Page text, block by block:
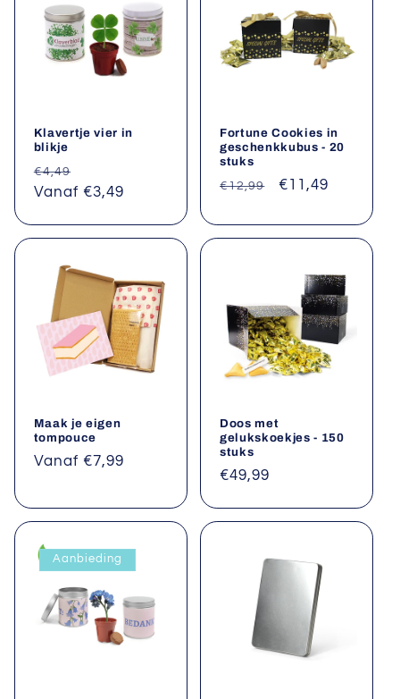
Klavertje vier in
blikje
Normale
prijs
€4,49
Vanaf €3,49
Fortune Cookies in
geschenkkubus - 20
stuks
Normale
€12,99 €11,49
Maak je eigen
tompouce
Normale
Vanaf €7,99
Doos met
gelukskoekjes - 150
stuks
Normale
€49,99
Aanbieding